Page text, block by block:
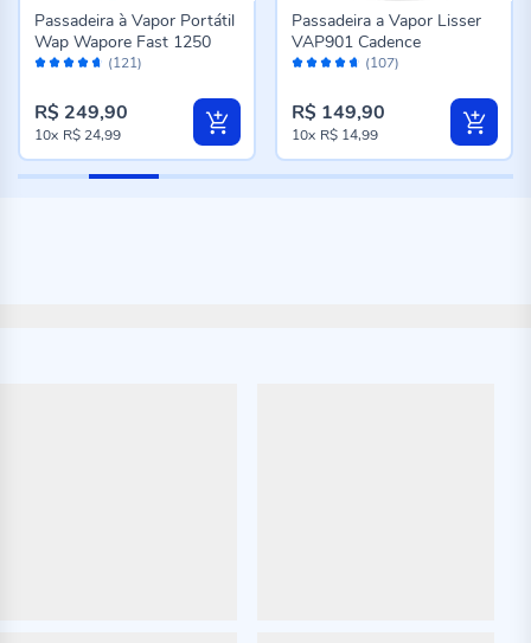
Avaliação: (121)
Passadeira à Vapor Portátil
Wap Wapore Fast 1250
R$ 249,90
10x R$ 24,99
Avaliação: (107)
Passadeira a Vapor Lisser
VAP901 Cadence
R$ 149,90
10x R$ 14,99